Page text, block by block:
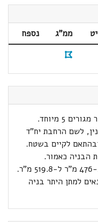
ממ"ג
נספח
א.שינוי ייעוד אזור מגורים 5 לאזור מגורים 5 מיוחד.
לשם הרחבת יח"ד
לקיים בשטח.
הבניה כאמור.
ד.הגדלת שטחי הבניה המרביים מ-476 מ"ר ל-519.8 מ"ר.
למתן היתר בניה